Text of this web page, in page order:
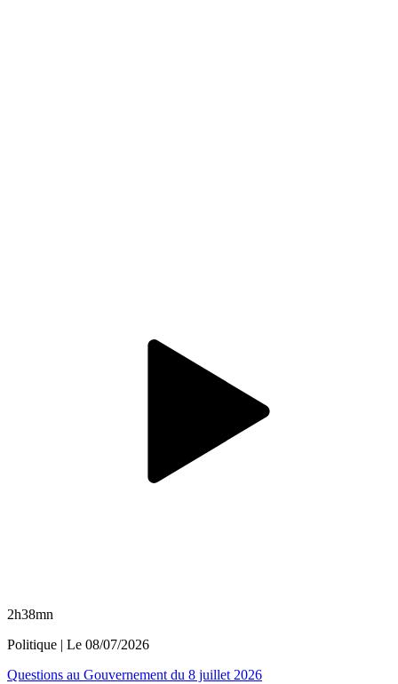
2h38mn
Politique | Le 08/07/2026
Questions au Gouvernement du 8 juillet 2026